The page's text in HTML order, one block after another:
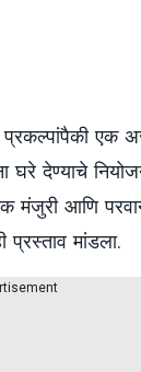
प्रकल्पांपैकी
घरे देण्याचे
मंजुरी आणि
प्रस्ताव मांडला.